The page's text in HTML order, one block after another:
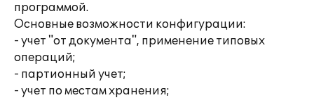
программой.
Основные возможности конфигурации:
- учет "от документа", применение типовых
операций;
- партионный учет;
- учет по местам хранения;